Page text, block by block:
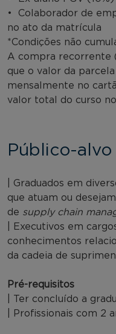
• Colaborador de
no ato da matrícula
*Condições não
A compra recorrente
que o valor da
mensalmente no
valor total do curso
Público-alvo
| Graduados em
que atuam ou
de supply chain
| Executivos em
conhecimentos
da cadeia de
Pré-requisitos
| Ter concluído a
| Profissionais com 2